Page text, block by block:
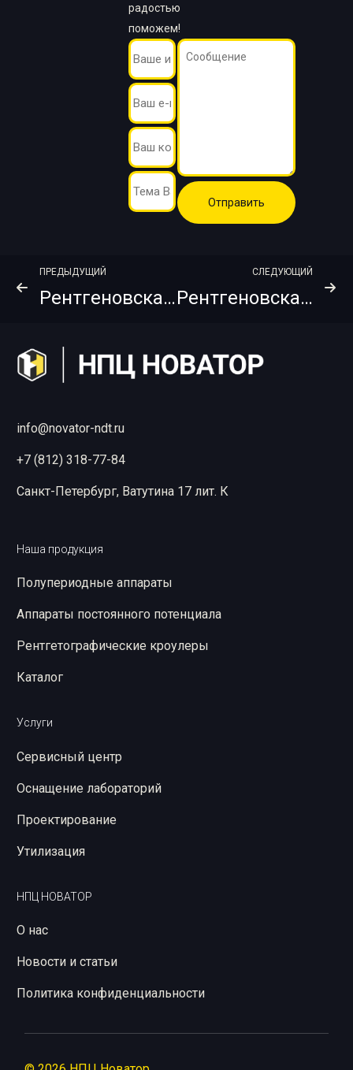
радостью
поможем!
ПРЕДЫДУЩИЙ
Рентгеновская пленка AGFA Structurix D7 FW 30х40
СЛЕДУЮЩИЙ
Рентгеновская пленка AGFA D7 NIF 30х40
info@novator-ndt.ru
+7 (812) 318-77-84
Санкт-Петербург, Ватутина 17 лит. К
Наша продукция
Полупериодные аппараты
Аппараты постоянного потенциала
Рентгетографические кроулеры
Каталог
Услуги
Сервисный центр
Оснащение лабораторий
Проектирование
Утилизация
НПЦ НОВАТОР
О нас
Новости и статьи
Политика конфиденциальности